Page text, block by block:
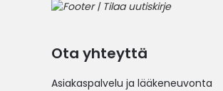
Ota yhteyttä
Asiakaspalvelu ja lääkeneuvonta